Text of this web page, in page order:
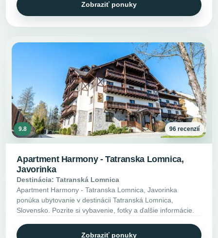
Zobraziť ponuky
9.8 96 recenzií
Apartment Harmony - Tatranska Lomnica,
Javorinka
Destinácia: Tatranská Lomnica
Apartment Harmony - Tatranska Lomnica, Javorinka
ponúka ubytovanie v destinácii Tatranská Lomnica,
Slovensko. Pozrite si vybavenie, fotky a ďalšie informácie.
Zobraziť ponuky